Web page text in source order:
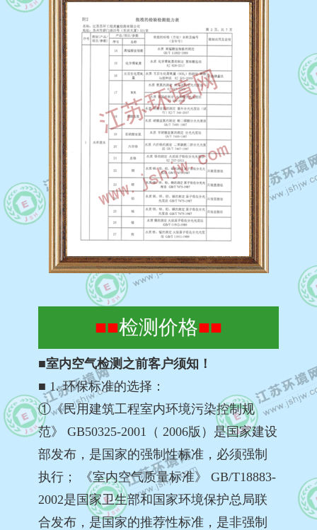
■■检测价格■■
■室内空气检测之前客户须知！
■ 1. 环保标准的选择：
①《民用建筑工程室内环境污染控制规
范》 GB50325-2001（ 2006版）是国家建设
部发布，是国家的强制性标准，必须强制
执行； 《室内空气质量标准》 GB/T18883-
2002是国家卫生部和国家环境保护总局联
合发布，是国家的推荐性标准，是非强制